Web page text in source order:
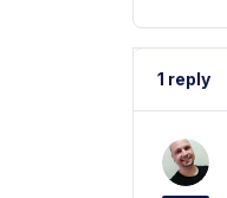
1 reply